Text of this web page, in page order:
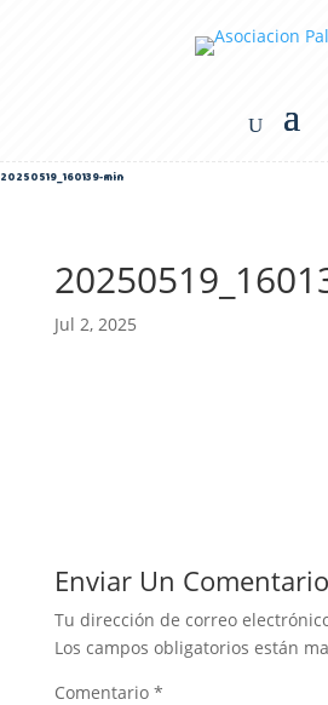
20250519_160139-min
Jul 2, 2025
Enviar Un Comentario
Tu dirección de correo
Los campos obligatorios están
Comentario *